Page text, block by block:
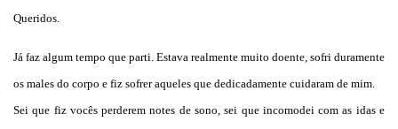
Queridos.
Já faz algum tempo que parti. Estava realmente muito doente, sofri duramente
os males do corpo e fiz sofrer aqueles que dedicadamente cuidaram de mim.
Sei que fiz vocês perderem notes de sono, sei que incomodei com as idas e